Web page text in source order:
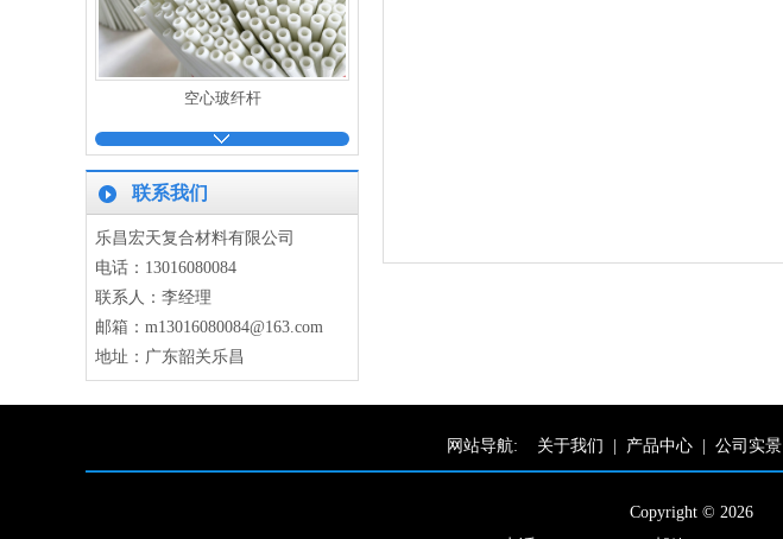
空心玻纤杆
联系我们
乐昌宏天复合材料有限公司
电话：13016080084
联系人：李经理
邮箱：m13016080084@163.com
地址：广东韶关乐昌
网站导航: 关于我们 产品中心 公司实景
Copyright © 2026